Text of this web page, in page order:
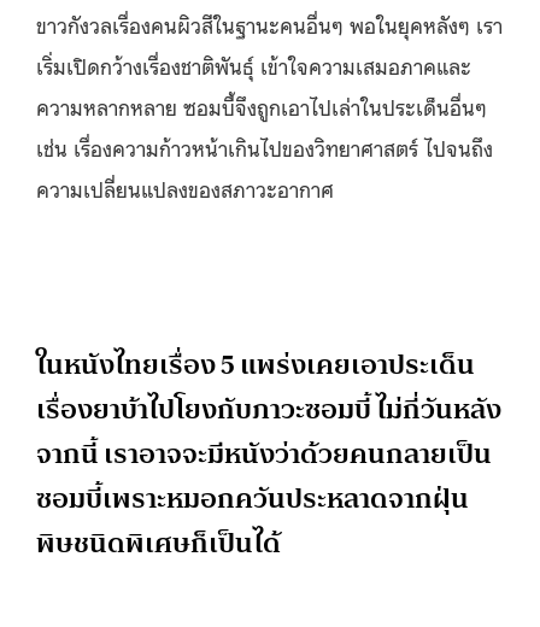
ขาวกังวลเรื่องคนผิวสีในฐานะคนอื่นๆ พอในยุคหลังๆ เรา
เริ่มเปิดกว้างเรื่องชาติพันธุ์ เข้าใจความเสมอภาคและ
ความหลากหลาย ซอมบี้จึงถูกเอาไปเล่าในประเด็นอื่นๆ
เช่น เรื่องความก้าวหน้าเกินไปของวิทยาศาสตร์ ไปจนถึง
ความเปลี่ยนแปลงของสภาวะอากาศ
ในหนังไทยเรื่อง 5 แพร่งเคยเอาประเด็น
เรื่องยาบ้าไปโยงกับภาวะซอมบี้ ไม่กี่วันหลัง
จากนี้ เราอาจจะมีหนังว่าด้วยคนกลายเป็น
ซอมบี้เพราะหมอกควันประหลาดจากฝุ่น
พิษชนิดพิเศษก็เป็นได้